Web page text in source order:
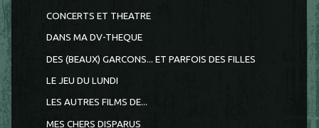
CONCERTS ET THEATRE
DANS MA DV-THEQUE
DES (BEAUX) GARCONS... ET PARFOIS DES FILLES
LE JEU DU LUNDI
LES AUTRES FILMS DE...
MES CHERS DISPARUS